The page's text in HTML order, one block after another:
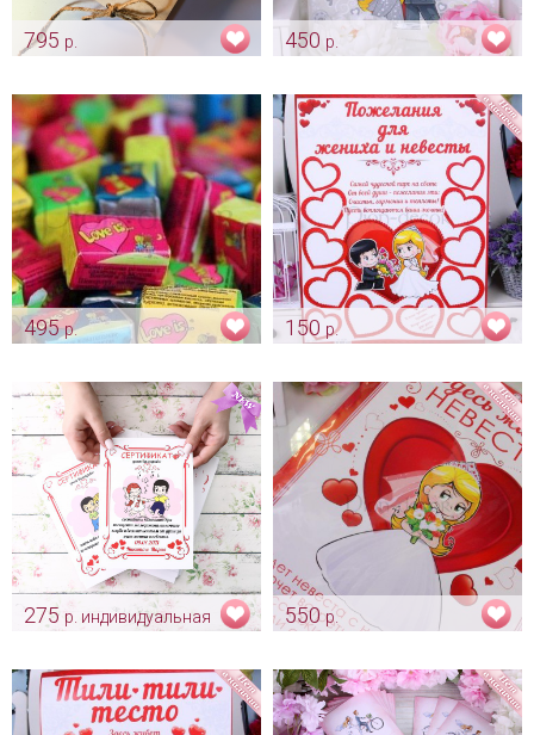
795 р.
Арт: pr_0065
450 р.
Арт: avt_0157
495р.
Арт: bon_0012
150р.
Арт: alb_0144
275 р. индивидуальная
Комплект сертификатов для
конкурсов «Love is»
индивидуальный дизайн
Арт: shtu_0199
550р.